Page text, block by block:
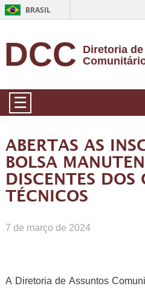
BRASIL
DCC
Diretoria
☰
ABERTAS AS
BOLSA
DISCENTES DOS
TÉCNICOS
7 de março de 2024
A Diretoria de Assuntos